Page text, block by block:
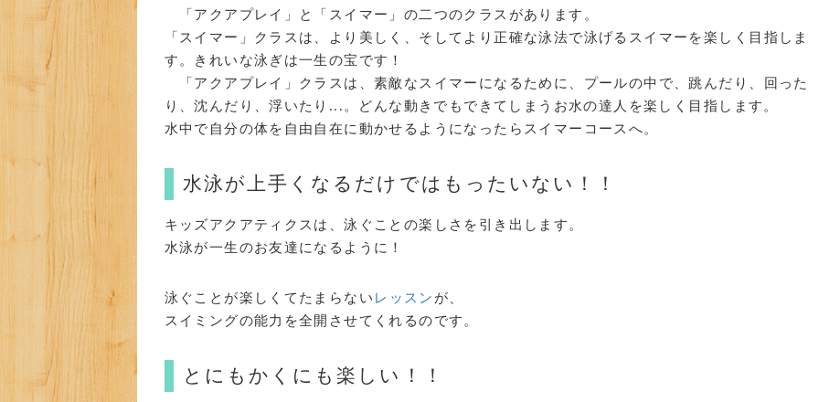
「アクアプレイ」と「スイマー」の二つのクラスがあります。
「スイマー」クラスは、より美しく、そしてより正確な泳法で泳げるスイマーを楽しく目指しま
す。きれいな泳ぎは一生の宝です！
「アクアプレイ」クラスは、素敵なスイマーになるために、プールの中で、跳んだり、回った
り、沈んだり、浮いたり...。どんな動きでもできてしまうお水の達人を楽しく目指します。
水中で自分の体を自由自在に動かせるようになったらスイマーコースへ。
水泳が上手くなるだけではもったいない！！
キッズアクアティクスは、泳ぐことの楽しさを引き出します。
水泳が一生のお友達になるように！
泳ぐことが楽しくてたまらない レッスン が、
スイミングの能力を全開させてくれるのです。
とにもかくにも楽しい！！